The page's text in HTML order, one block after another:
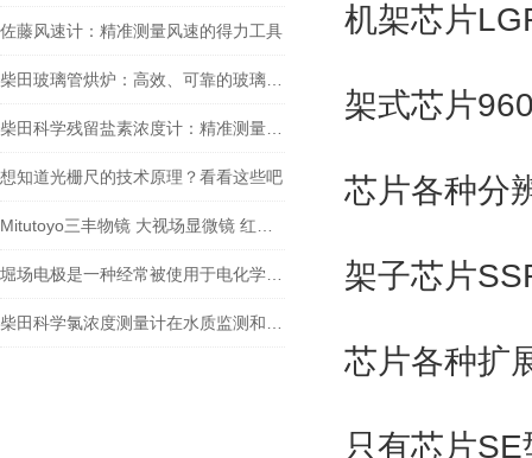
佐藤风速计：精准测量风速的得力工具
想知道光栅尺的技术原理？看看这些吧
机架芯片
架式芯片
芯片各种分
架子芯片
芯片各种扩
只有芯片